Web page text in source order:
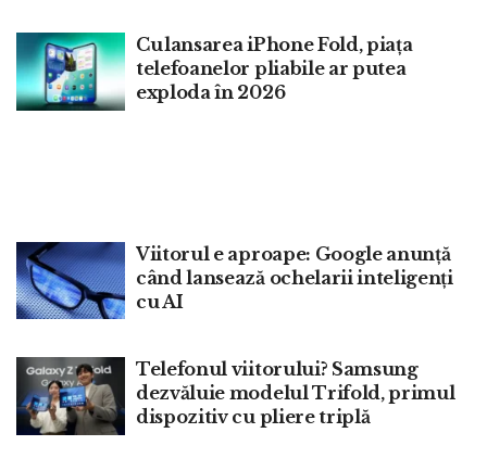
Cu lansarea iPhone Fold, piaţa
telefoanelor pliabile ar putea
exploda în 2026
Viitorul e aproape: Google anunță
când lansează ochelarii inteligenți
cu AI
Telefonul viitorului? Samsung
dezvăluie modelul Trifold, primul
dispozitiv cu pliere triplă